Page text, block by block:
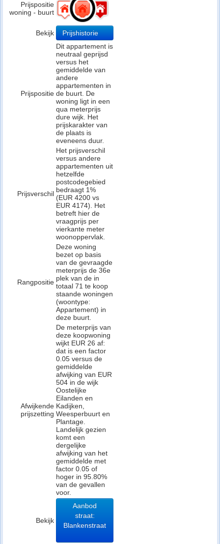
Prijspositie
woning - buurt
Bekijk Prijshistorie
Prijspositie
Dit appartement is
neutraal geprijsd
versus het
gemiddelde van
andere
appartementen in
de buurt. De
woning ligt in een
qua meterprijs
dure wijk. Het
prijskarakter van
de plaats is
eveneens duur.
Prijsverschil
Het prijsverschil
versus andere
appartementen uit
hetzelfde
postcodegebied
bedraagt 1%
(EUR 4200 vs
EUR 4174). Het
betreft hier de
vraagprijs per
vierkante meter
woonoppervlak.
Rangpositie
Deze woning
bezet op basis
van de gevraagde
meterprijs de 36e
plek van de in
totaal 71 te koop
staande woningen
(woontype:
Appartement) in
deze buurt.
Afwijkende
prijszetting
De meterprijs van
deze koopwoning
wijkt EUR 26 af:
dat is een factor
0.05 versus de
gemiddelde
afwijking van EUR
504 in de wijk
Oostelijke
Eilanden en
Kadijken,
Weesperbuurt en
Plantage.
Landelijk gezien
komt een
dergelijke
afwijking van het
gemiddelde met
factor 0.05 of
hoger in 95.80%
van de gevallen
voor.
Bekijk
Aanbod
straat:
Blankenstraat